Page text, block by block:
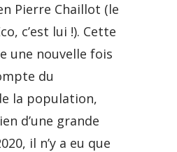
Pierre Chaillot (le
c’est lui !). Cette
une nouvelle fois
du
la population,
d’une grande
il n’y a eu que